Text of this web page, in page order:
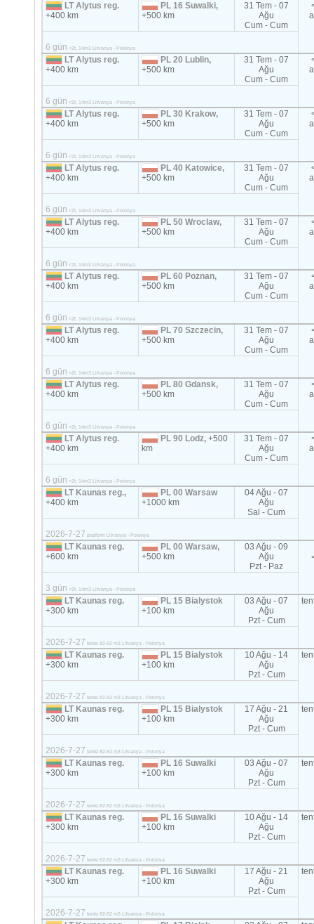
LT Alytus reg.
+400 km
PL 16 Suwalki,
+500 km
31 Tem - 07
Ağu
Cum - Cum
6 gün <2t, 14m3 Litvanya - Polonya
LT Alytus reg.
+400 km
PL 20 Lublin,
+500 km
31 Tem - 07
Ağu
Cum - Cum
6 gün <2t, 14m3 Litvanya - Polonya
LT Alytus reg.
+400 km
PL 30 Krakow,
+500 km
31 Tem - 07
Ağu
Cum - Cum
6 gün <2t, 14m3 Litvanya - Polonya
LT Alytus reg.
+400 km
PL 40 Katowice,
+500 km
31 Tem - 07
Ağu
Cum - Cum
6 gün <2t, 14m3 Litvanya - Polonya
LT Alytus reg.
+400 km
PL 50 Wroclaw,
+500 km
31 Tem - 07
Ağu
Cum - Cum
6 gün <2t, 14m3 Litvanya - Polonya
LT Alytus reg.
+400 km
PL 60 Poznan,
+500 km
31 Tem - 07
Ağu
Cum - Cum
6 gün <2t, 14m3 Litvanya - Polonya
LT Alytus reg.
+400 km
PL 70 Szczecin,
+500 km
31 Tem - 07
Ağu
Cum - Cum
6 gün <2t, 14m3 Litvanya - Polonya
LT Alytus reg.
+400 km
PL 80 Gdansk,
+500 km
31 Tem - 07
Ağu
Cum - Cum
6 gün <2t, 14m3 Litvanya - Polonya
LT Alytus reg.
+400 km
PL 90 Lodz,+500
km
31 Tem - 07
Ağu
Cum - Cum
6 gün <2t, 14m3 Litvanya - Polonya
LT Kaunas reg.,
+400 km
PL 00 Warsaw
+1000 km
04 Ağu - 07
Ağu
Sal - Cum
2026-7-27 platform Litvanya - Polonya
LT Kaunas reg.
+600 km
PL 00 Warsaw,
+500 km
03 Ağu - 09
Ağu
Pzt - Paz
3 gün <2t, 14m3 Litvanya - Polonya
LT Kaunas reg.
+300 km
PL 15 Bialystok
+100 km
03 Ağu - 07
Ağu
Pzt - Cum
2026-7-27 tente 82-92 m3 Litvanya - Polonya
LT Kaunas reg.
+300 km
PL 15 Bialystok
+100 km
10 Ağu - 14
Ağu
Pzt - Cum
2026-7-27 tente 82-92 m3 Litvanya - Polonya
LT Kaunas reg.
+300 km
PL 15 Bialystok
+100 km
17 Ağu - 21
Ağu
Pzt - Cum
2026-7-27 tente 82-92 m3 Litvanya - Polonya
LT Kaunas reg.
+300 km
PL 16 Suwalki
+100 km
03 Ağu - 07
Ağu
Pzt - Cum
2026-7-27 tente 82-92 m3 Litvanya - Polonya
LT Kaunas reg.
+300 km
PL 16 Suwalki
+100 km
10 Ağu - 14
Ağu
Pzt - Cum
2026-7-27 tente 82-92 m3 Litvanya - Polonya
LT Kaunas reg.
+300 km
PL 16 Suwalki
+100 km
17 Ağu - 21
Ağu
Pzt - Cum
2026-7-27 tente 82-92 m3 Litvanya - Polonya